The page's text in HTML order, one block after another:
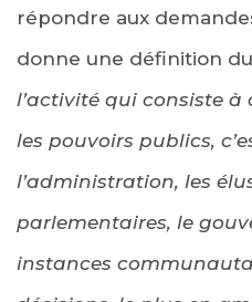
répondre aux
donne une définition
l’activité qui consiste
les pouvoirs publics,
l’administration, les
parlementaires, le
instances